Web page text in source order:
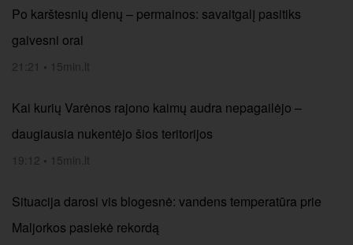
Po karštesnių dienų – permainos: savaitgalį pasitiks
gaivesni orai
21:21 • 15min.lt
Kai kurių Varėnos rajono kaimų audra nepagailėjo –
daugiausia nukentėjo šios teritorijos
19:12 • 15min.lt
Situacija darosi vis blogesnė: vandens temperatūra prie
Maljorkos pasiekė rekordą